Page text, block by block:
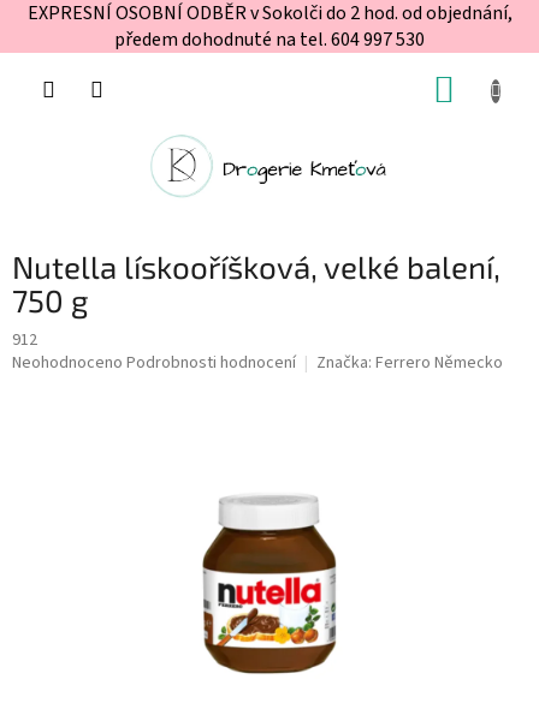
EXPRESNÍ OSOBNÍ ODBĚR v Sokolči do 2 hod. od objednání,
předem dohodnuté na tel. 604 997 530
Nutella lískooříšková, velké balení,
750 g
912
Průměrné
Neohodnoceno Podrobnosti hodnocení Značka: Ferrero Německo